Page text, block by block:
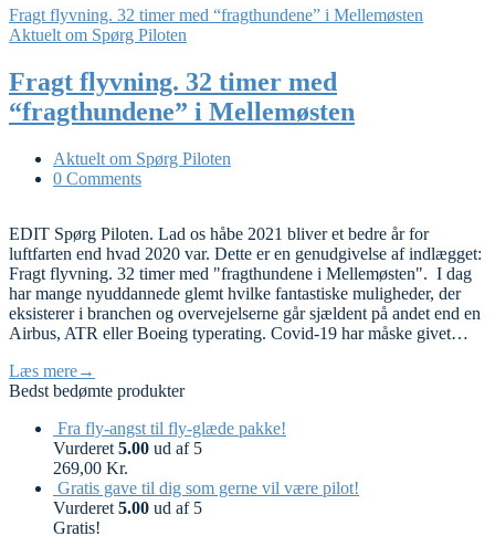
Fragt flyvning. 32 timer med “fragthundene” i Mellemøsten
Aktuelt om Spørg Piloten
Fragt flyvning. 32 timer med
“fragthundene” i Mellemøsten
Aktuelt om Spørg Piloten
0 Comments
EDIT Spørg Piloten. Lad os håbe 2021 bliver et bedre år for
luftfarten end hvad 2020 var. Dette er en genudgivelse af indlægget:
Fragt flyvning. 32 timer med "fragthundene i Mellemøsten". I dag
har mange nyuddannede glemt hvilke fantastiske muligheder, der
eksisterer i branchen og overvejelserne går sjældent på andet end en
Airbus, ATR eller Boeing typerating. Covid-19 har måske givet…
Læs mere→
Bedst bedømte produkter
Fra fly-angst til fly-glæde pakke!
Vurderet 5.00 ud af 5
269,00 Kr.
Gratis gave til dig som gerne vil være pilot!
Vurderet 5.00 ud af 5
Gratis!